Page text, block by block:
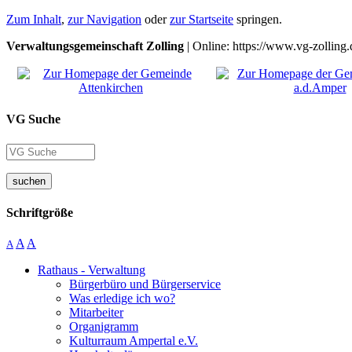
Zum Inhalt, zur Navigation oderzur Startseite springen.
Verwaltungsgemeinschaft Zolling | Online: https://www.vg-
VG Suche
suchen
Schriftgröße
A A A
Rathaus - Verwaltung
Bürgerbüro und Bürgerservice
Was erledige ich wo?
Mitarbeiter
Organigramm
Kulturraum Ampertal e.V.